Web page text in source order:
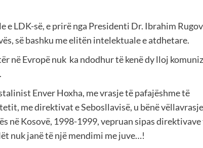
LDK-së, e prirë nga Presidenti Dr. Ibrahim
së bashku me elitën intelektuale e atdhetare.
në Evropë nuk ka ndodhur të kenë dy lloj
Enver Hoxha, me vrasje të pafajëshme të
me direktivat e Sebosllavisë, u bënë
në Kosovë, 1998-1999, vepruan sipas direktivave
nuk janë të një mendimi me juve…!